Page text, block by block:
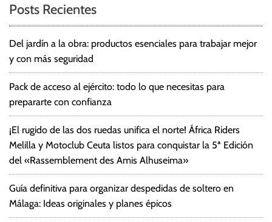
Posts Recientes
Del jardín a la obra: productos esenciales para trabajar mejor
y con más seguridad
Pack de acceso al ejército: todo lo que necesitas para
prepararte con confianza
¡El rugido de las dos ruedas unifica el norte! África Riders
Melilla y Motoclub Ceuta listos para conquistar la 5ª Edición
del «Rassemblement des Amis Alhuseima»
Guía definitiva para organizar despedidas de soltero en
Málaga: Ideas originales y planes épicos